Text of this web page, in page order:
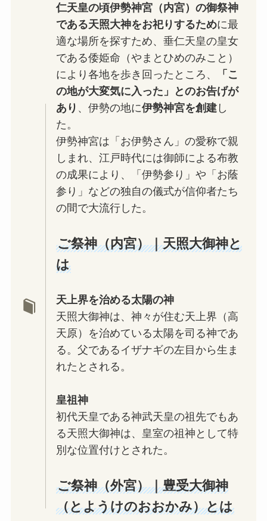
仁天皇の頃伊勢神宮（内宮）の御祭神
である天照大神をお祀りするために最
適な場所を探すため、垂仁天皇の皇女
である倭姫命（やまとひめのみこと）
により各地を歩き回ったところ、
「こ
の地が大変気に入った」とのお告げが
あり 、伊勢の地に伊勢神宮を創建 し
た。
伊勢神宮は「お伊勢さん」の愛称で親
しまれ、江戸時代には御師による布教
の成果により、「伊勢参り」や「お蔭
参り」などの独自の儀式が信仰者たち
の間で大流行した。
ご祭神（内宮）｜天照大御神と
は
天上界を治める太陽の神
天照大御神は、神々が住む天上界（高
天原）を治めている太陽を司る神であ
る。父であるイザナギの左目から生ま
れたとされる。
皇祖神
初代天皇である神武天皇の祖先でもあ
る天照大御神は、皇室の祖神として特
別な位置付けとされた。
ご祭神（外宮）｜豊受大御神
（とようけのおおかみ）とは